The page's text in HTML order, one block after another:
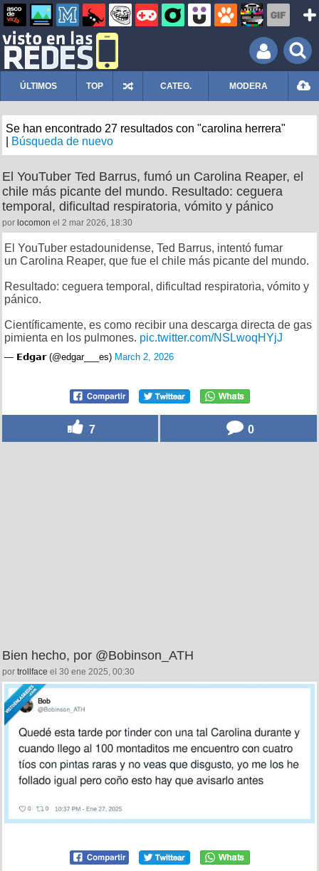
ÚLTIMOS TOP CATEG. MODERA
Se han encontrado 27 resultados con "carolina herrera"
Búsqueda de nuevo
El YouTuber Ted Barrus, fumó un Carolina Reaper, el
chile más picante del mundo. Resultado: ceguera
temporal, dificultad respiratoria, vómito y pánico
por locomon el 2 mar 2026, 18:30
El YouTuber estadounidense, Ted Barrus, intentó fumar
un Carolina Reaper, que fue el chile más picante del mundo.
Resultado: ceguera temporal, dificultad respiratoria, vómito y
pánico.
Científicamente, es como recibir una descarga directa de gas
pimienta en los pulmones. pic.twitter.com/NSLwoqHYjJ
— 𝗘𝗱𝗴𝗮𝗿 (@edgar___es) March 2, 2026
7 0
Bien hecho, por @Bobinson_ATH
por trollface el 30 ene 2025, 00:30